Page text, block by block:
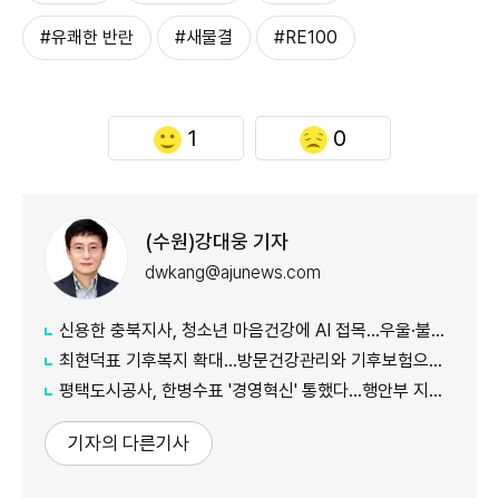
#유쾌한 반란 #새물결 #RE100
1 0
(수원)강대웅 기자
dwkang@ajunews.com
신용한 충북지사, 청소년 마음건강에 AI 접목...우울·불안·자해 위험 조기 대응
최현덕표 기후복지 확대...방문건강관리와 기후보험으로 시민 안전 지킨다
평택도시공사, 한병수표 '경영혁신' 통했다...행안부 지방공기업 경영평가 '나'등급 전국 2위 쾌거
기자의 다른기사